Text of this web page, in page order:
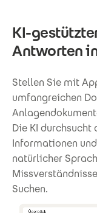
KI-
Antworten
Stellen Sie mit
umfangreichen
Die KI
Informationen
natürlicher
Suchen.